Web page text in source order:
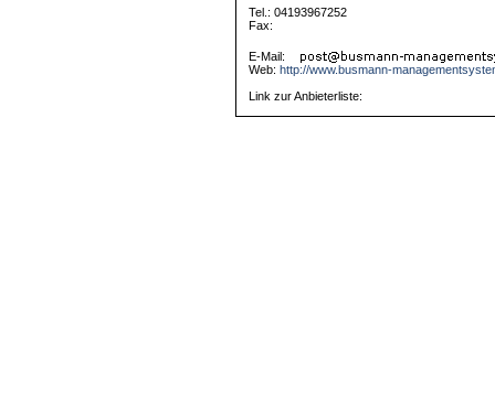
Tel.: 04193967252
Fax:
E-Mail:
Web: http://www.busmann-
Link zur Anbieterliste: